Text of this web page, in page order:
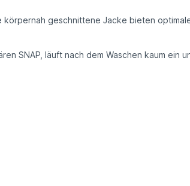
körpernah geschnittene Jacke bieten
SNAP , läuft nach dem Waschen kaum ein